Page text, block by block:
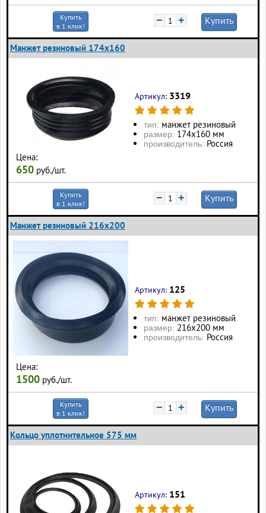
Купить
в 1 клик!
− + Купить
Манжет резиновый 174х160
Цена:
650 руб./шт.
Артикул: 3319
тип: манжет резиновый
размер: 174х160 мм
производитель: Россия
Купить
в 1 клик!
− + Купить
Манжет резиновый 216х200
Цена:
1500 руб./шт.
Артикул: 125
тип: манжет резиновый
размер: 216х200 мм
производитель: Россия
Купить
в 1 клик!
− + Купить
Кольцо уплотнительное 575 мм
Артикул: 151